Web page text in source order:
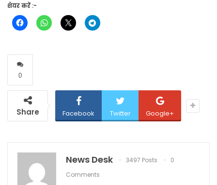
शेयर करें :-
0
Share Facebook Twitter Google+
News Desk 3497 Posts
0
Comments